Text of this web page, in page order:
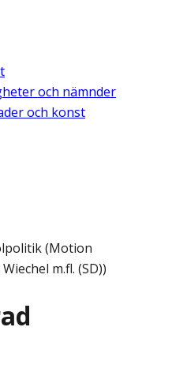
och nämnder
och konst
(Motion
m.fl. (SD))